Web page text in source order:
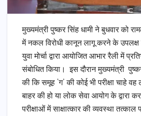
मुख्यमंत्री पुष्कर सिंह धामी ने बुधवार को
में नकल विरोधी कानून लागू करने के उपलक्ष
युवा मोर्चा द्वारा आयोजित आभार रैली में
संबोधित किया। इस दौरान मुख्यमंत्री
की कि समूह ’ग’ की कोई भी परीक्षा चाहे
बाहर की हो या लोक सेवा आयोग के द्वारा
परीक्षाओं में साक्षात्कार की व्यवस्था